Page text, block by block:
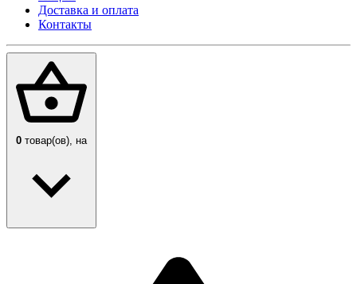
Доставка и оплата
Контакты
0 товар(ов), на